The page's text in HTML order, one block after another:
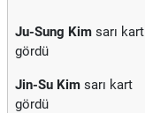
Ju-Sung Kim sarı kart
gördü
Jin-Su Kim sarı kart
gördü